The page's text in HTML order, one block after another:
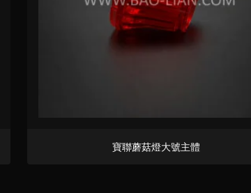
寶聯蘑菇燈大號主體